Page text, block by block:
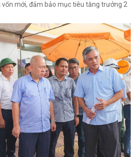
vốn mới, đảm bảo mục tiêu tăng trưởng 2